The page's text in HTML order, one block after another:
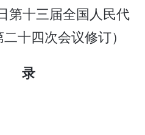
十三届全国人民代
十四次会议修订）
录